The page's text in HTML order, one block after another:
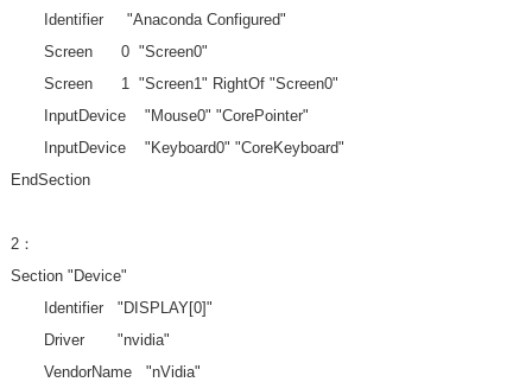
Identifier "Anaconda Configured"
Screen 0 "Screen0"
Screen 1 "Screen1" RightOf "Screen0"
InputDevice "Mouse0" "CorePointer"
InputDevice "Keyboard0" "CoreKeyboard"
EndSection
2：
Section "Device"
Identifier "DISPLAY[0]"
Driver "nvidia"
VendorName "nVidia"